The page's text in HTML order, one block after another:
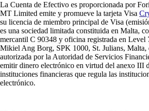
La Cuenta de Efectivo es proporcionada por
MT Limited emite y promueve la tarjeta Visa
su licencia de miembro principal de Visa
es una sociedad limitada constituida en Malta,
mercantil C 90348 y oficina registrada en Level
Mikiel Ang Borg, SPK 1000, St. Julians, Malta,
autorizada por la Autoridad de Servicios
emitir dinero electrónico en virtud del anexo III
instituciones financieras que regula las
electrónico.